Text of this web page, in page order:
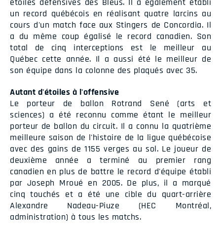
un record québécois en réalisant quatre larcins au
cours d'un match face aux Stingers de Concordia. Il
a du même coup égalisé le record canadien. Son
total de cinq interceptions est le meilleur au
Québec cette année. Il a aussi été le meilleur de
son équipe dans la colonne des plaqués avec 35.
Autant d'étoiles à l'offensive
Le porteur de ballon Rotrand Sené (arts et
sciences) a été reconnu comme étant le meilleur
porteur de ballon du circuit. Il a connu la quatrième
meilleure saison de l'histoire de la ligue québécoise
avec des gains de 1155 verges au sol. Le joueur de
deuxième année a terminé au premier rang
canadien en plus de battre le record d'équipe établi
par Joseph Mroué en 2005. De plus, il a marqué
cinq touchés et a été une cible du quart-arrière
Alexandre Nadeau-Piuze (HEC Montréal,
administration) à tous les matchs.